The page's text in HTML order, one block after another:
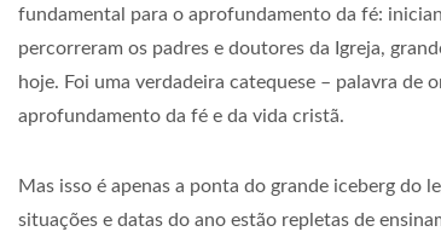
fundamental para o aprofundamento da fé:
percorreram os padres e doutores da Igreja,
hoje. Foi uma verdadeira catequese – palavra de
aprofundamento da fé e da vida cristã.
Mas isso é apenas a ponta do grande iceberg do
situações e datas do ano estão repletas de